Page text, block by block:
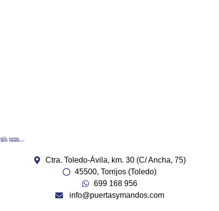
Ctra. Toledo-Ávila, km. 30 (C/ Ancha, 75)
45500, Torrijos (Toledo)
699 168 956
info@puertasymandos.com